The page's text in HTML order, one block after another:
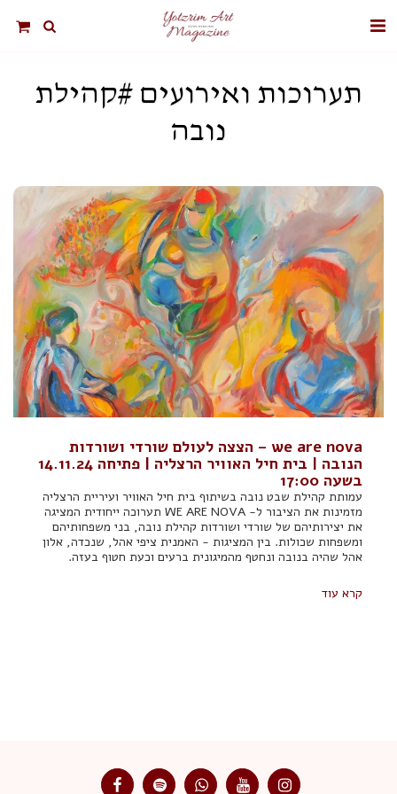
תערוכות ואירועים #קהילת
נובה
we are nova – הצצה לעולם שורדי ושורדות
הנובה | בית חיל האוויר הרצליה | פתיחה 14.11.24
בשעה 17:00
עמותת קהילת שבט נובה בשיתוף בית חיל האוויר ועיריית הרצליה
מזמינות את הציבור ל- WE ARE NOVA תערוכה ייחודית המציגה
את יצירותיהם של שורדי ושורדות קהילת נובה, בני משפחותיהם
ומשפחות שכולות. בין המציגות - האמנית ציפי אהל, שנכדה, אלון
אהל שהיה בנובה ונחטף מהמיגונית ברעים וכעת חטוף בעזה.
קרא עוד